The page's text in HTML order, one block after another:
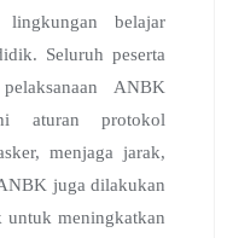
lingkungan belajar
Seluruh peserta
ANBK
aturan protokol
menjaga jarak,
juga dilakukan
untuk meningkatkan